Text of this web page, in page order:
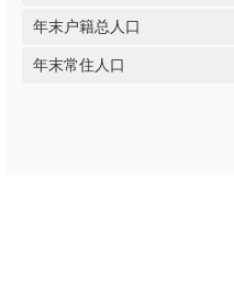
年末户籍总人口
年末常住人口